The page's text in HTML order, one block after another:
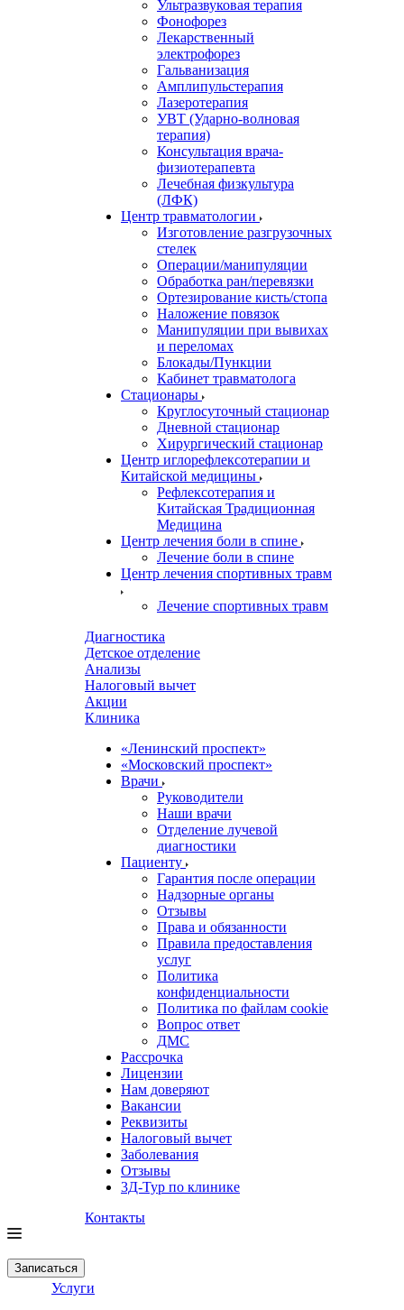
Ультразвуковая терапия
Фонофорез
Лекарственный
электрофорез
Гальванизация
Амплипульстерапия
Лазеротерапия
УВТ (Ударно-волновая
терапия)
Консультация врача-
физиотерапевта
Лечебная физкультура
(ЛФК)
Центр травматологии
Изготовление разгрузочных
стелек
Операции/манипуляции
Обработка ран/перевязки
Ортезирование кисть/стопа
Наложение повязок
Манипуляции при вывихах
и переломах
Блокады/Пункции
Кабинет травматолога
Стационары
Круглосуточный стационар
Дневной стационар
Хирургический стационар
Центр иглорефлексотерапии и
Китайской медицины
Рефлексотерапия и
Китайская Традиционная
Медицина
Центр лечения боли в спине
Лечение боли в спине
Центр лечения спортивных травм
Лечение спортивных травм
Диагностика
Детское отделение
Анализы
Налоговый вычет
Акции
Клиника
«Ленинский проспект»
«Московский проспект»
Врачи
Руководители
Наши врачи
Отделение лучевой
диагностики
Пациенту
Гарантия после операции
Надзорные органы
Отзывы
Права и обязанности
Правила предоставления
услуг
Политика
конфиденциальности
Политика по файлам cookie
Вопрос ответ
ДМС
Рассрочка
Лицензии
Нам доверяют
Вакансии
Реквизиты
Налоговый вычет
Заболевания
Отзывы
3Д-Тур по клинике
Контакты
Записаться
Услуги